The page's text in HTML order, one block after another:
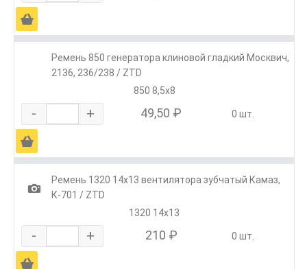
Ä
Ремень 850 генератора клиновой гладкий Москвич,
2136, 236/238 / ZTD
850 8,5х8
- + 49,50 ₽ 0 шт.
Ä
1
Ремень 1320 14х13 вентилятора зубчатый Камаз,
К-701 / ZTD
1320 14х13
- + 210 ₽ 0 шт.
Ä